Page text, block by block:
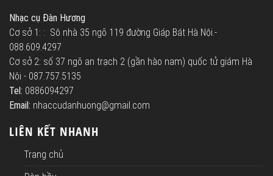
Nhạc cụ Đàn Hương
Cơ sở 1: : Sô nhà 35 ngõ 119 đường Giáp Bát Hà Nội.-
088.609.4297
Cơ sở 2: số 37 ngõ an trạch 2 (gần hào nam) quốc tử giám Hà
Nội - 087.757.5135
Tel: 0886094297
Email: nhaccudanhuong@gmail.com
LIÊN KẾT NHANH
Trang chủ